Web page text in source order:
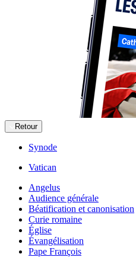
Retour
Synode
Vatican
Angelus
Audience générale
Béatification et canonisation
Curie romaine
Église
Évangélisation
Pape François